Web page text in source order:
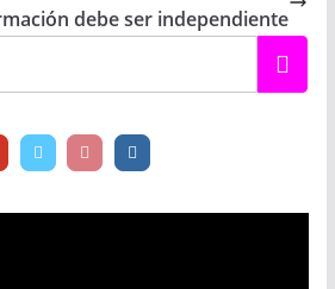
debe ser independiente